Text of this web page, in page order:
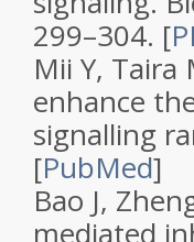
299–304. [
Mii Y, Taira
enhance
signalling
[PubMed]
Bao J,
mediated